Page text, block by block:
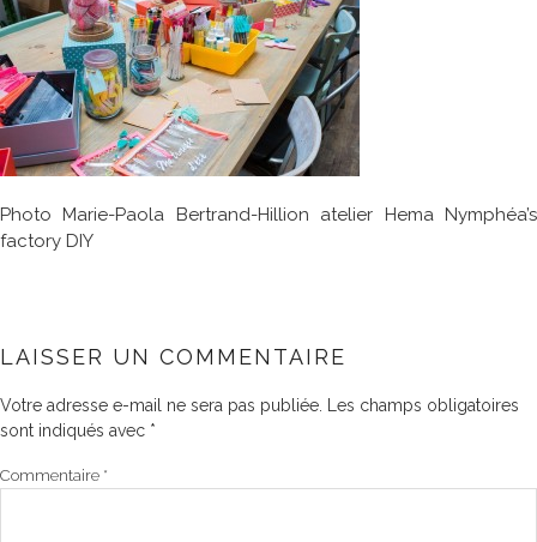
Photo Marie-Paola Bertrand-Hillion atelier Hema Nymphéa’s
factory DIY
LAISSER UN COMMENTAIRE
Votre adresse e-mail ne sera pas publiée.
Les champs obligatoires
sont indiqués avec *
Commentaire *